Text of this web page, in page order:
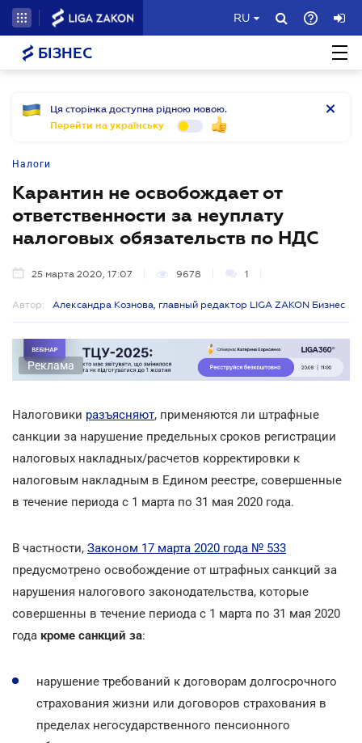
RU
БІЗНЕС
Ця сторінка доступна рідною мовою.
Перейти на українську
Налоги
Карантин не освобождает от
ответственности за неуплату
налоговых обязательств по НДС
25 марта 2020, 17:07 9678 1
Автор: Александра Кознова, главный редактор LIGA ZAKON Бизнес
Реклама
Налоговики разъясняют, применяются ли штрафные
санкции за нарушение предельных сроков регистрации
налоговых накладных/расчетов корректировки к
налоговым накладным в Едином реестре, совершенные
в течение периода с 1 марта по 31 мая 2020 года.
В частности, Законом 17 марта 2020 года № 533
предусмотрено освобождение от штрафных санкций за
нарушения налогового законодательства, которые
совершенны в течение периода с 1 марта по 31 мая 2020
года кроме санкций за:
нарушение требований к договорам долгосрочного
страхования жизни или договоров страхования в
пределах негосударственного пенсионного